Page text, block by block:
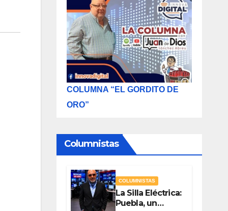
COLUMNA “EL GORDITO DE
ORO”
Columnistas
COLUMNISTAS
La Silla Eléctrica:
Puebla, un